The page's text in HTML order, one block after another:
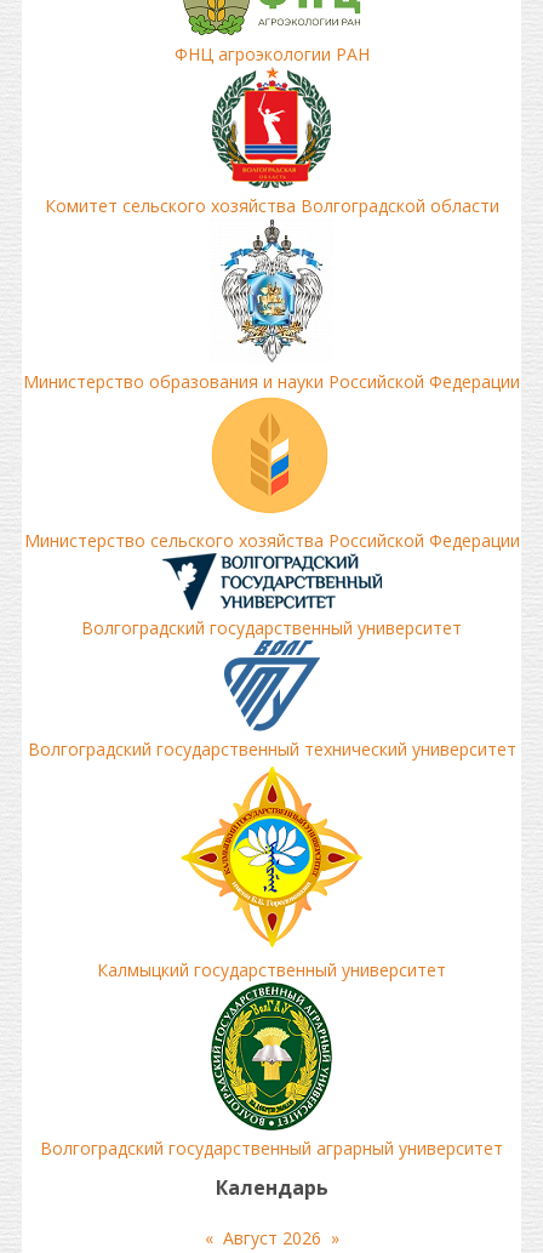
ФНЦ агроэкологии РАН
Комитет сельского хозяйства Волгоградской области
Министерство образования и науки Российской Федерации
Министерство сельского хозяйства Российской Федерации
Волгоградский государственный университет
Волгоградский государственный технический университет
Калмыцкий государственный университет
Волгоградский государственный аграрный университет
Календарь
« Август 2026 »